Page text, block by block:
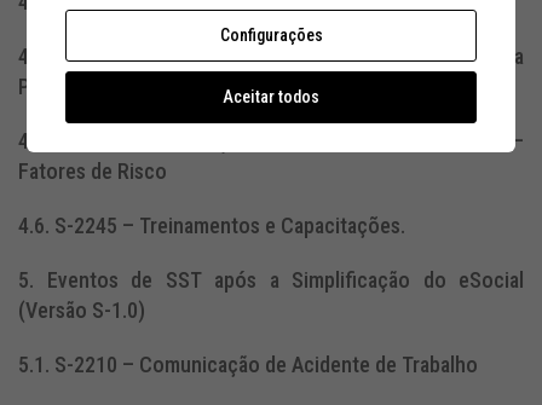
4.4. S-2221 – Exame Toxicológico do Motorista
Profissional
4.5. S-2240 – Condições Ambientais do Trabalho –
Fatores de Risco
4.6. S-2245 – Treinamentos e Capacitações.
5. Eventos de SST após a Simplificação do eSocial
(Versão S-1.0)
5.1. S-2210 – Comunicação de Acidente de Trabalho
Configurações
Aceitar todos